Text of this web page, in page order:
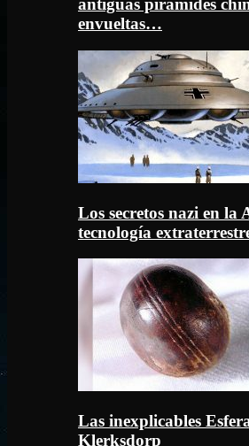
antiguas pirámides
envueltas…
Los secretos nazi en la
tecnología
Las inexplicables
Klerksdorp